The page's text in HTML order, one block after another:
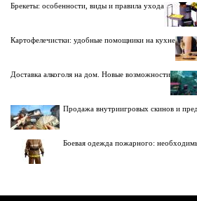
Брекеты: особенности, виды и правила ухода
Картофелечистки: удобные помощники на кухне
Доставка алкоголя на дом. Новые возможности
Продажа внутриигровых скинов и
Боевая одежда пожарного: